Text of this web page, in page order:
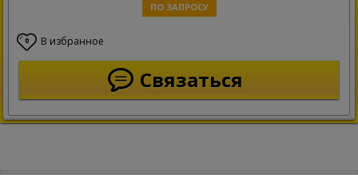
ПО ЗАПРОСУ
0 В избранное
Связаться